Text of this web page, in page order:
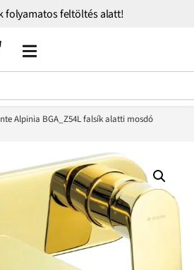
folyamatos feltöltés alatt!
Alpinia BGA_Z54L falsík alatti mosdó